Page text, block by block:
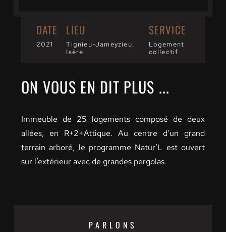
DATE
2021
LIEU
Tignieu-Jameyzieu,
Isère.
SERVICE
Logement
collectif
ON VOUS EN DIT PLUS ...
Immeuble de 25 logements composé de deux
allées, en R+2+Attique. Au centre d’un grand
terrain arboré, le programme Natur’L est ouvert
sur l’extérieur avec de grandes pergolas.
PARLONS